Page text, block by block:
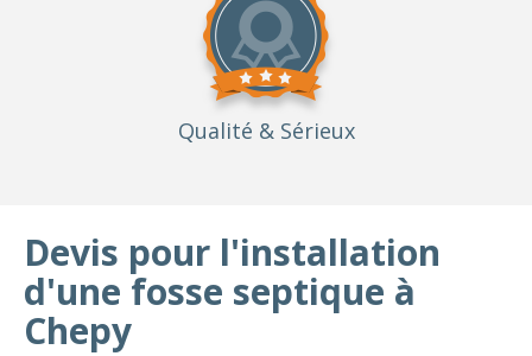
Qualité & Sérieux
Devis pour l'installation
d'une fosse septique à
Chepy